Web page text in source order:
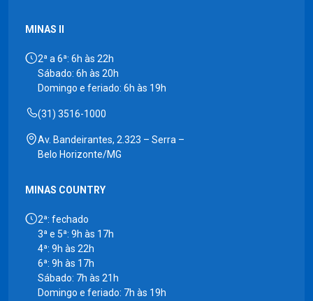
MINAS II
2ª a 6ª: 6h às 22h
Sábado: 6h às 20h
Domingo e feriado: 6h às 19h
(31) 3516-1000
Av. Bandeirantes, 2.323 – Serra –
Belo Horizonte/MG
MINAS COUNTRY
2ª: fechado
3ª e 5ª: 9h às 17h
4ª: 9h às 22h
6ª: 9h às 17h
Sábado: 7h às 21h
Domingo e feriado: 7h às 19h